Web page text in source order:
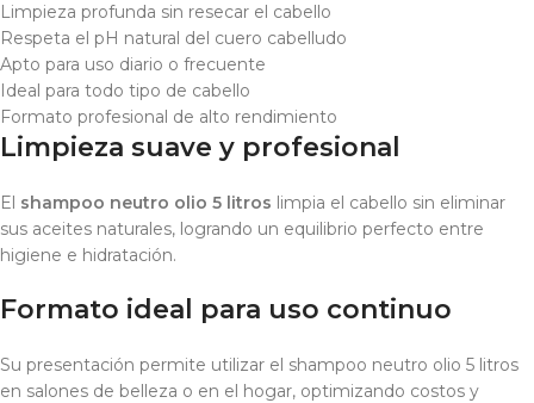
Limpieza profunda sin resecar el cabello
Respeta el pH natural del cuero cabelludo
Apto para uso diario o frecuente
Ideal para todo tipo de cabello
Formato profesional de alto rendimiento
Limpieza suave y profesional
El shampoo neutro olio 5 litros limpia el cabello sin eliminar
sus aceites naturales, logrando un equilibrio perfecto entre
higiene e hidratación.
Formato ideal para uso continuo
Su presentación permite utilizar el shampoo neutro olio 5 litros
en salones de belleza o en el hogar, optimizando costos y